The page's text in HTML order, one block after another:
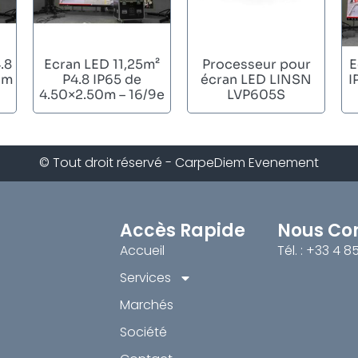
Ecran LED 11,25m²
P4.8 IP65 de
4.50×2.50m – 16/9e
Processeur pour
écran LED LINSN
LVP605S
© Tout droit réservé - CarpeDiem Evenement
Accès Rapide
Accueil
Services
Marchés
Société
Nous
Tél. : +33 4